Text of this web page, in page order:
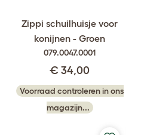
Zippi schuilhuisje voor
konijnen - Groen
079.0047.0001
€ 34,00
Voorraad controleren in ons
magazijn...